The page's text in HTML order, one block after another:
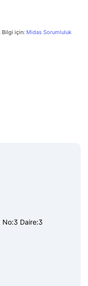
Bilgi için: Midas Sorumluluk
No:3 Daire:3